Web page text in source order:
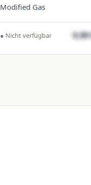
Modified Gas
● Nicht verfügbar